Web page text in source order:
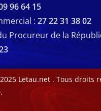
96 64 15
: 27 22 31 38 02
Procureur de la
Letau.net . Tous droits
.